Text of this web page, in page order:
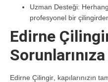
Uzman Desteği:
profesyonel bir
Edirne
Edirne Çilingir , kapılarınızın